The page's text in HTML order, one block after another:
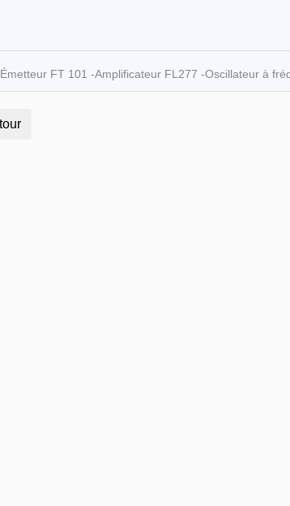
FT 101 -Amplificateur FL277 -Oscillateur à